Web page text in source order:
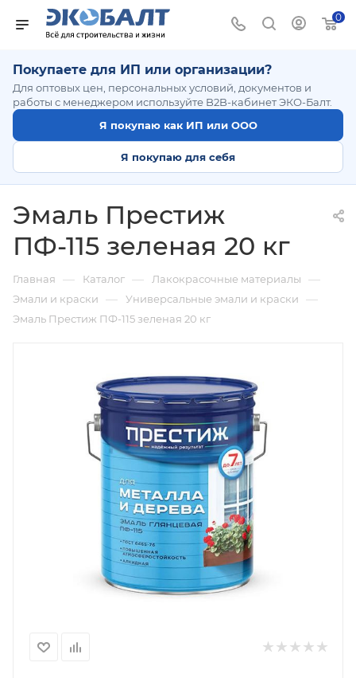
0
Покупаете для ИП или организации?
Для оптовых цен, персональных условий, документов и
работы с менеджером используйте B2B-кабинет ЭКО-Балт.
Я покупаю как ИП или ООО
Я покупаю для себя
Эмаль Престиж
ПФ-115 зеленая 20 кг
Главная — Каталог — Лакокрасочные материалы —
Эмали и краски — Универсальные эмали и краски —
Эмаль Престиж ПФ-115 зеленая 20 кг